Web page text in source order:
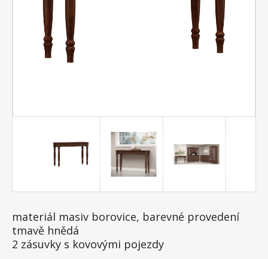
materiál masiv borovice, barevné provedení
tmavě hnědá
2 zásuvky s kovovými pojezdy